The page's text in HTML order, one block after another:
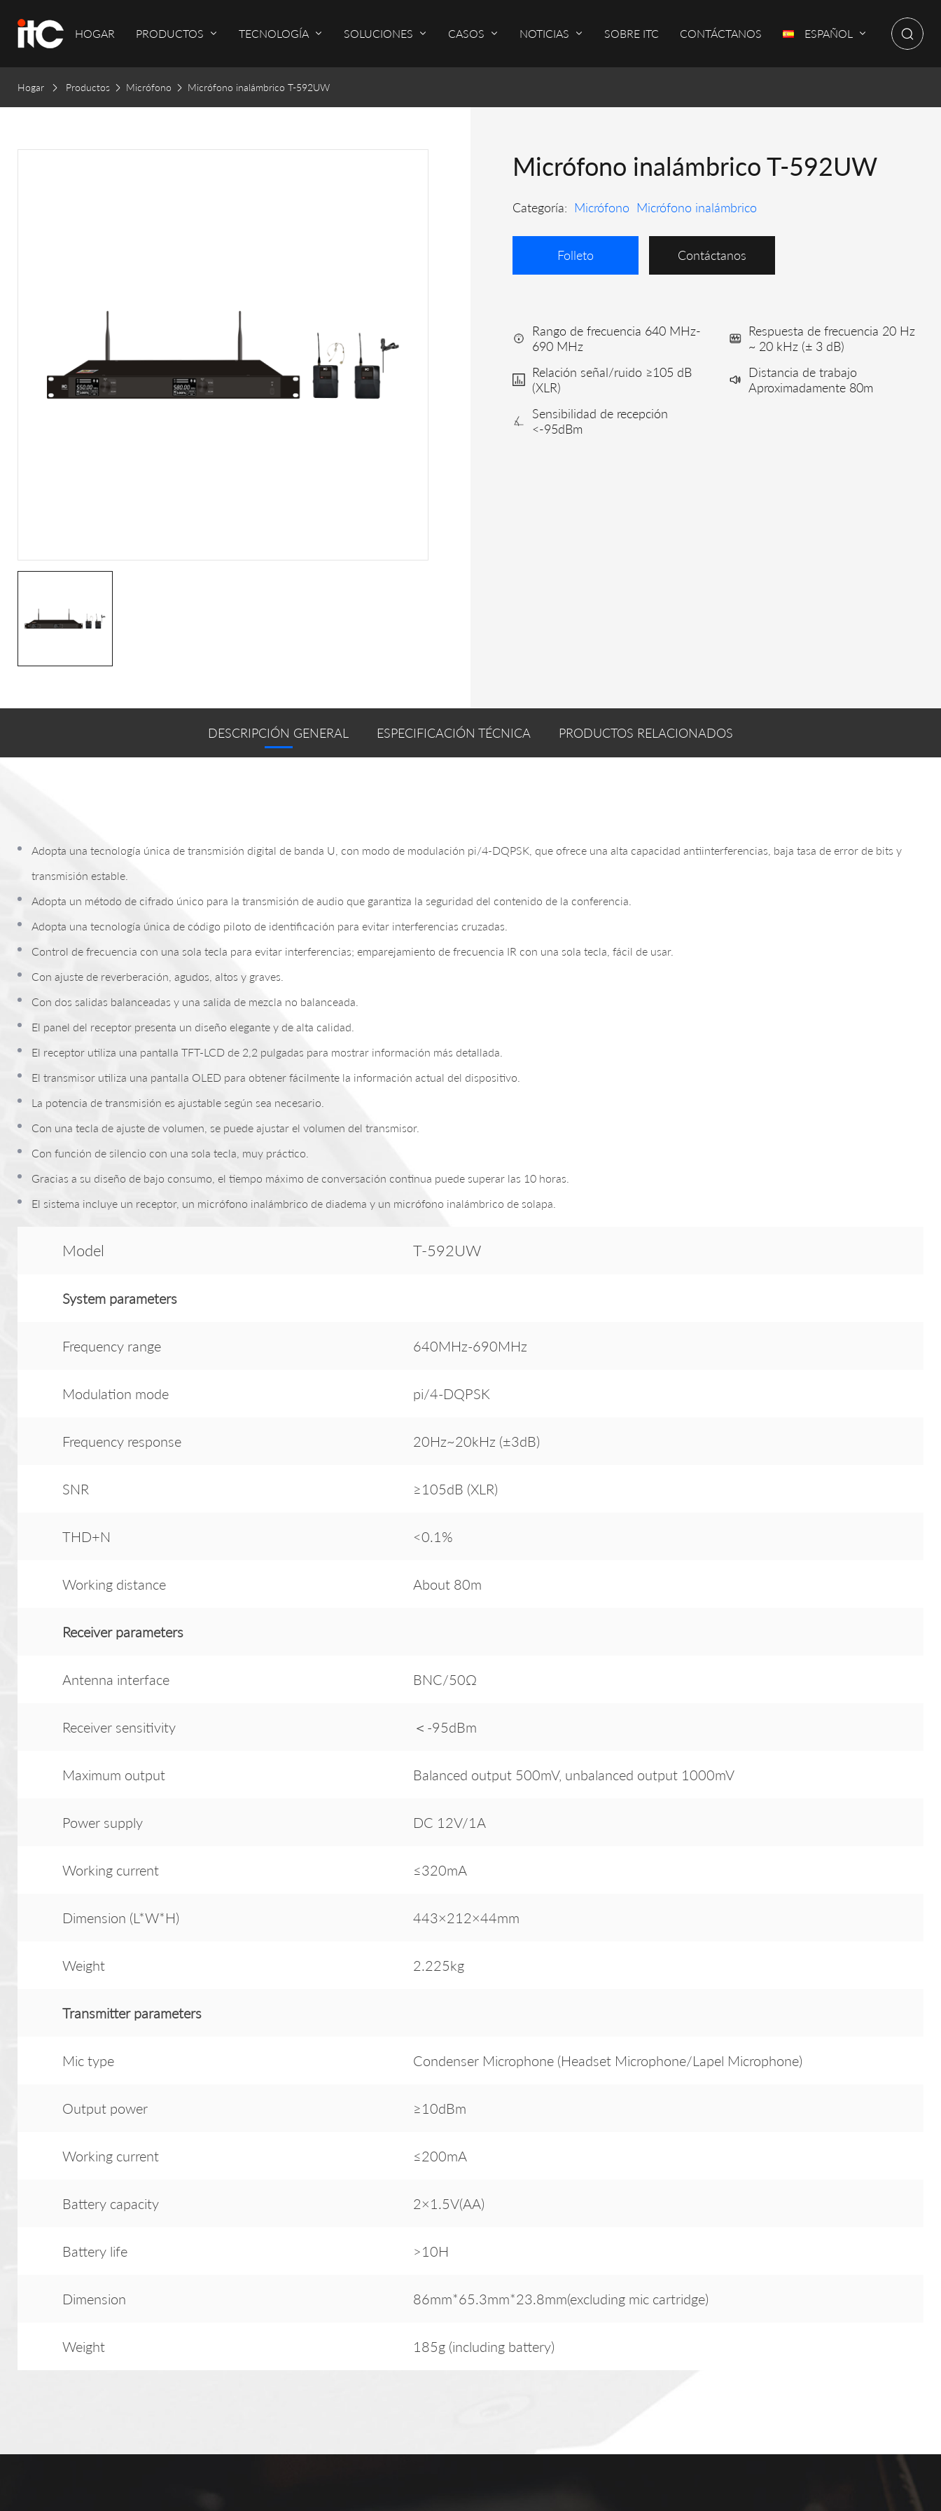
HOGAR PRODUCTOS TECNOLOGÍA SOLUCIONES CASOS NOTICIAS SOBRE ITC CONTÁCTANOS ESPAÑOL
Hogar Productos Micrófono Micrófono inalámbrico T-592UW
Micrófono inalámbrico T-592UW
Categoría: Micrófono Micrófono inalámbrico
Folleto Contáctanos
Rango de frecuencia 640 MHz-
690 MHz
Respuesta de frecuencia 20 Hz
~ 20 kHz (± 3 dB)
Relación señal/ruido ≥105 dB
(XLR)
Distancia de trabajo
Aproximadamente 80m
Sensibilidad de recepción
<-95dBm
DESCRIPCIÓN GENERAL ESPECIFICACIÓN TÉCNICA PRODUCTOS RELACIONADOS
Adopta una tecnología única de transmisión digital de banda U, con modo de modulación pi/4-DQPSK, que ofrece una alta capacidad antiinterferencias, baja tasa de error de bits y
transmisión estable.
Adopta un método de cifrado único para la transmisión de audio que garantiza la seguridad del contenido de la conferencia.
Adopta una tecnología única de código piloto de identificación para evitar interferencias cruzadas.
Control de frecuencia con una sola tecla para evitar interferencias; emparejamiento de frecuencia IR con una sola tecla, fácil de usar.
Con ajuste de reverberación, agudos, altos y graves.
Con dos salidas balanceadas y una salida de mezcla no balanceada.
El panel del receptor presenta un diseño elegante y de alta calidad.
El receptor utiliza una pantalla TFT-LCD de 2,2 pulgadas para mostrar información más detallada.
El transmisor utiliza una pantalla OLED para obtener fácilmente la información actual del dispositivo.
La potencia de transmisión es ajustable según sea necesario.
Con una tecla de ajuste de volumen, se puede ajustar el volumen del transmisor.
Con función de silencio con una sola tecla, muy práctico.
Gracias a su diseño de bajo consumo, el tiempo máximo de conversación continua puede superar las 10 horas.
El sistema incluye un receptor, un micrófono inalámbrico de diadema y un micrófono inalámbrico de solapa.
Model T-592UW
System parameters
Frequency range 640MHz-690MHz
Modulation mode pi/4-DQPSK
Frequency response 20Hz~20kHz (±3dB)
SNR ≥105dB (XLR)
THD+N <0.1%
Working distance About 80m
Receiverparameters
Antenna interface BNC/50Ω
Receiver sensitivity ＜-95dBm
Maximum output Balanced output 500mV, unbalanced output 1000mV
Power supply DC 12V/1A
Working current ≤320mA
Dimension (L*W*H) 443×212×44mm
Weight 2.225kg
Transmitter parameters
Mic type Condenser Microphone (Headset Microphone/Lapel Microphone)
Output power ≥10dBm
Working current ≤200mA
Battery capacity 2×1.5V(AA)
Battery life >10H
Dimension 86mm*65.3mm*23.8mm(excluding mic cartridge)
Weight 185g (including battery)